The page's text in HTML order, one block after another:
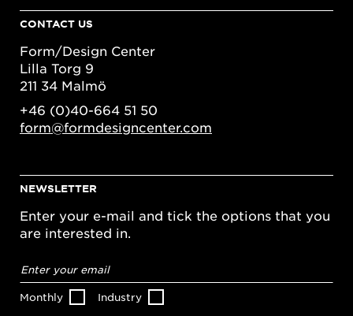
CONTACT US
Form/Design Center
Lilla Torg 9
211 34 Malmö
+46 (0)40-664 51 50
form@formdesigncenter.com
NEWSLETTER
Enter your e-mail and tick the options that you
are interested in.
address*
Monthly Industry